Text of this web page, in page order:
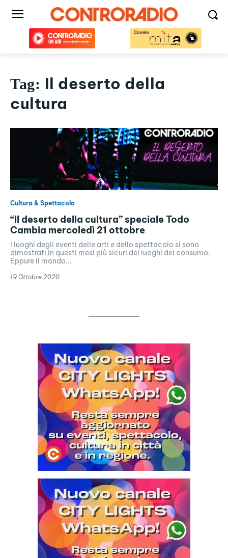
Tag: Il deserto della
cultura
Cultura & Spettacolo
“Il deserto della cultura” speciale Todo
Cambia mercoledì 21 ottobre
I luoghi degli eventi delle arti e dello spettacolo si sono
dimostrati in questi mesi più sicuri dei luoghi del consumo.
Eppure il mondo...
19 Ottobre 2020